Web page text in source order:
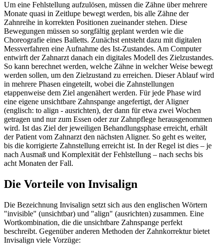
Um eine Fehlstellung aufzulösen, müssen die Zähne über mehrere
Monate quasi in Zeitlupe bewegt werden, bis alle Zähne der
Zahnreihe in korrekten Positionen zueinander stehen. Diese
Bewegungen müssen so sorgfältig geplant werden wie die
Choreografie eines Balletts. Zunächst entsteht dazu mit digitalen
Messverfahren eine Aufnahme des Ist-Zustandes. Am Computer
entwirft der Zahnarzt danach ein digitales Modell des Zielzustandes.
So kann berechnet werden, welche Zähne in welcher Weise bewegt
werden sollen, um den Zielzustand zu erreichen. Dieser Ablauf wird
in mehrere Phasen eingeteilt, wobei die Zahnstellungen
etappenweise dem Ziel angenähert werden. Für jede Phase wird
eine eigene unsichtbare Zahnspange angefertigt, der Aligner
(englisch: to align - ausrichten), der dann für etwa zwei Wochen
getragen und nur zum Essen oder zur Zahnpflege herausgenommen
wird. Ist das Ziel der jeweiligen Behandlungsphase erreicht, erhält
der Patient vom Zahnarzt den nächsten Aligner. So geht es weiter,
bis die korrigierte Zahnstellung erreicht ist. In der Regel ist dies – je
nach Ausmaß und Komplexität der Fehlstellung – nach sechs bis
acht Monaten der Fall.
Die Vorteile von Invisalign
Die Bezeichnung Invisalign setzt sich aus den englischen Wörtern
"invisible" (unsichtbar) und "align" (ausrichten) zusammen. Eine
Wortkombination, die die unsichtbare Zahnspange perfekt
beschreibt. Gegenüber anderen Methoden der Zahnkorrektur bietet
Invisalign viele Vorzüge: